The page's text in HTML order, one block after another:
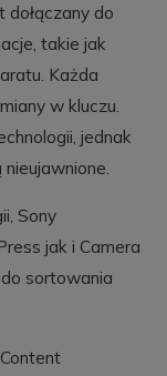
do
takie jak
Każda
w kluczu.
jednak
Sony
jak i Camera
sortowania